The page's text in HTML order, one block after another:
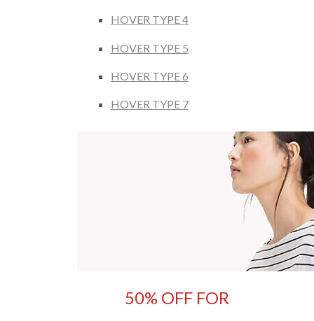
HOVER TYPE 4
HOVER TYPE 5
HOVER TYPE 6
HOVER TYPE 7
50% OFF FOR